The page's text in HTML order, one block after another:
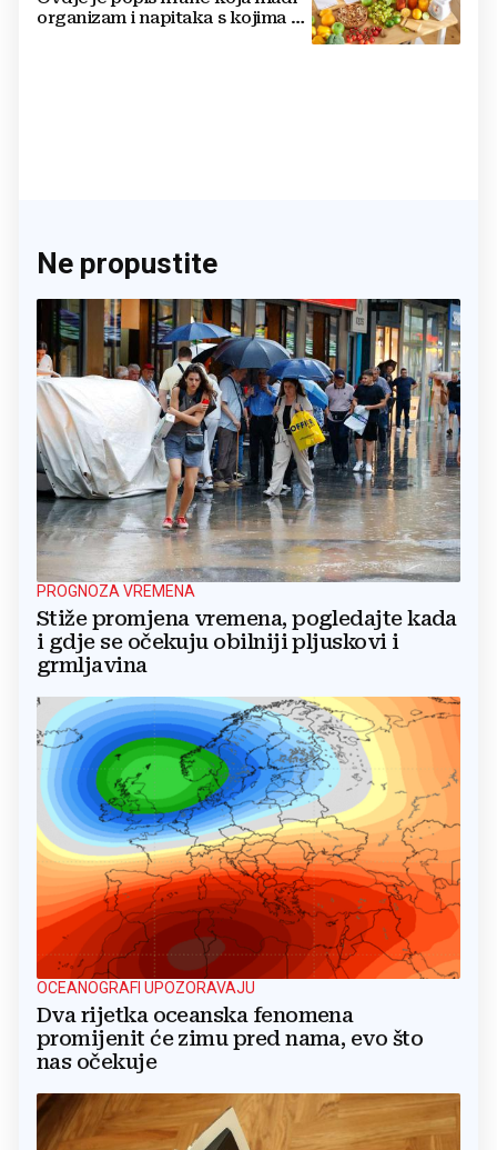
organizam i napitaka s kojima si
Ne propustite
PROGNOZA VREMENA
Stiže promjena vremena, pogledajte kada
i gdje se očekuju obilniji pljuskovi i
grmljavina
OCEANOGRAFI UPOZORAVAJU
Dva rijetka oceanska fenomena
promijenit će zimu pred nama, evo što
nas očekuje